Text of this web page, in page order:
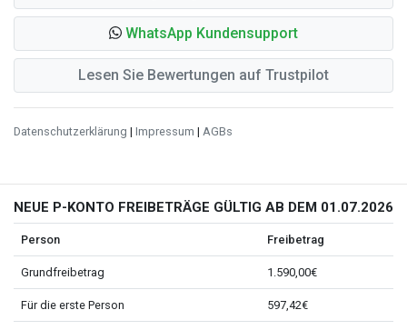
WhatsApp Kundensupport
Lesen Sie Bewertungen auf Trustpilot
Datenschutzerklärung | Impressum | AGBs
NEUE P-KONTO FREIBETRÄGE GÜLTIG AB DEM 01.07.2026
Person Freibetrag
Grundfreibetrag 1.590,00€
Für die erste Person 597,42€